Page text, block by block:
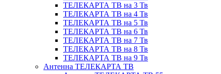
ТЕЛЕКАРТА ТВ на 3 Тв
ТЕЛЕКАРТА ТВ на 4 Тв
ТЕЛЕКАРТА ТВ на 5 Тв
ТЕЛЕКАРТА ТВ на 6 Тв
ТЕЛЕКАРТА ТВ на 7 Тв
ТЕЛЕКАРТА ТВ на 8 Тв
ТЕЛЕКАРТА ТВ на 9 Тв
Антенна ТЕЛЕКАРТА ТВ